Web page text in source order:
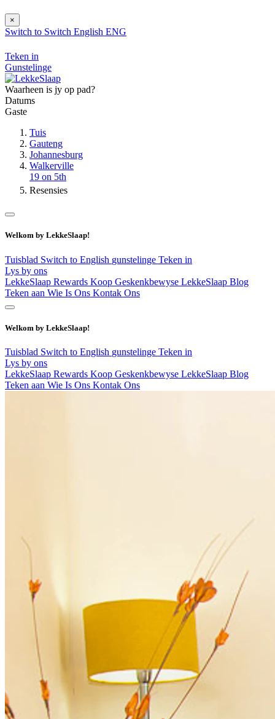
×
Switch to Switch English ENG
Teken in
Gunstelinge
Waarheen is jy op pad?
Datums
Gaste
Tuis
Gauteng
Johannesburg
Walkerville
19 on 5th
Resensies
Welkom by LekkeSlaap!
Tuisblad Switch to English gunstelinge Teken in
Lys by ons
LekkeSlaap Rewards Koop Geskenkbewyse LekkeSlaap Blog
Teken aan Wie Is Ons Kontak Ons
Welkom by LekkeSlaap!
Tuisblad Switch to English gunstelinge Teken in
Lys by ons
LekkeSlaap Rewards Koop Geskenkbewyse LekkeSlaap Blog
Teken aan Wie Is Ons Kontak Ons